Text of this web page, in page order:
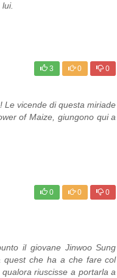
3 0 0
Le vicende di questa miriade
of Maize, giungono qui a
0 0 0
il giovane Jinwoo Sung
quest che ha a che fare col
qualora riuscisse a portarla a